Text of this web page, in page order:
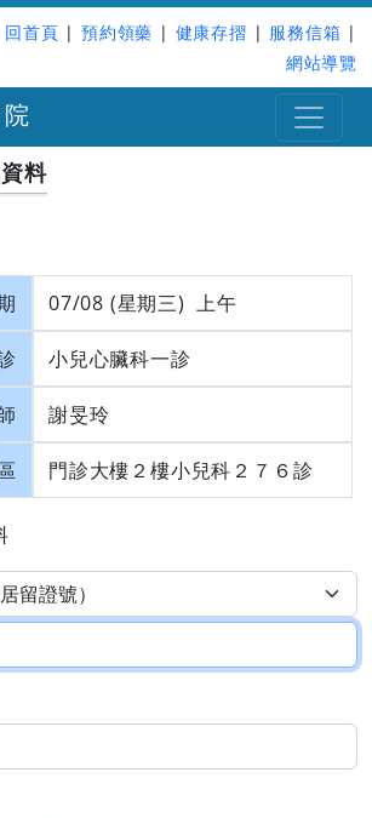
回首頁 | 預約領藥 | 健康存摺 | 服務信箱 |
網站導覽
料
07/08 (星期三) 上午
小兒心臟科一診
謝旻玲
門診大樓２樓小兒科２７６診